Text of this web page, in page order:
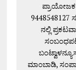
9448548127
ನಲ್ಲಿ
ಮಾಂಬಾಡಿ,